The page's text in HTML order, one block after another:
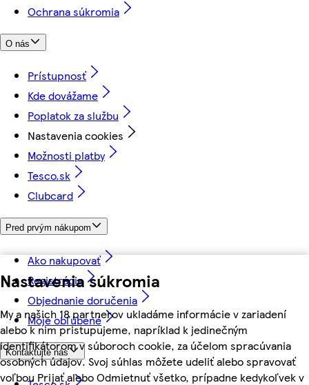
Nastavenia súkromia
My a našich 18 partnerov ukladáme informácie v zariadení
alebo k nim pristupujeme, napríklad k jedinečným
identifikátorom v súboroch cookie, za účelom spracúvania
osobných údajov. Svoj súhlas môžete udeliť alebo spravovať
voľbou Prijať alebo Odmietnuť všetko, prípadne kedykoľvek v
Ochrana súkromia
O nás
Prístupnosť
Kde dovážame
Poplatok za službu
Nastavenia cookies
Možnosti platby
Tesco.sk
Clubcard
Pred prvým nákupom
Ako nakupovať
Registrácia
Objednanie doručenia
Moje obľúbené
Kontaktujte nás